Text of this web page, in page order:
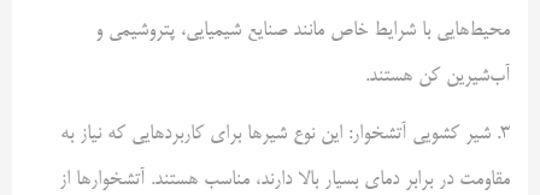
محیط‌هایی با شرایط خاص مانند صنایع شیمیایی، پتروشیمی و
آب‌شیرین کن هستند.
3. شیر کشویی آتشخوار: این نوع شیرها برای کاربردهایی که نیاز به
مقاومت در برابر دمای بسیار بالا دارند، مناسب هستند. آتشخوارها از